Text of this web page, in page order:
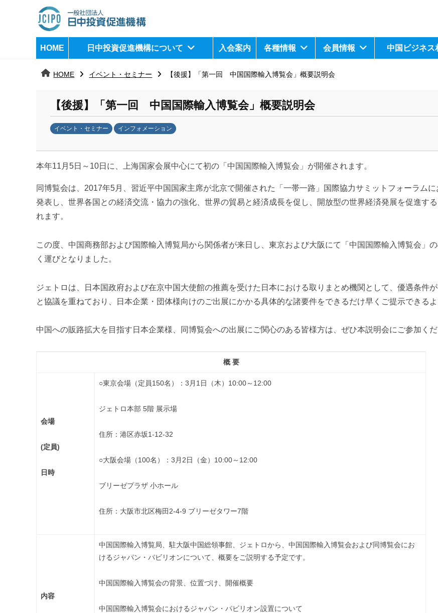
日
中
進
機
構
j
HOME 日中投資促進機構について 入会案内 各種情報 会員情報 中国ビジネス
HOME イベント・セミナー 【後援】「第一回 中国国際輸入博覧会」概要説明会
【後援】「第一回 中国国際輸入博覧会」概要説明会
イベント・セミナー インフォメーション
k
n
a
u
i
本年11月5日～10日に、上海国家会展中心にて初の「中国国際輸入博覧会」が開催されます。
同博覧会は、2017年5月、習近平中国国家主席が北京で開催された「一帯一路」国際協力サミットフォーラム
発表し、世界各国との経済交流・協力の強化、世界の貿易と経済成長を促し、開放型の世界経済発展を促進す
れます。
この度、中国商務部および国際輸入博覧局から関係者が来日し、東京および大阪にて「中国国際輸入博覧会」
く運びとなりました。
ジェトロは、日本国政府および在京中国大使館の推薦を受けた日本における取りまとめ機関として、優遇条件
と協議を重ねており、日本企業・団体様向けのご出展にかかる具体的な諸要件をできるだけ早くご提示できるよ
中国への販路拡大を目指す日本企業様、同博覧会への出展にご関心のある皆様方は、ぜひ本説明会にご参加くだ
概 要
会場
(定員)
日時
○東京会場（定員150名）：3月1日（木）10:00～12:00
ジェトロ本部 5階 展示場
住所： 港区赤坂1-12-32
○大阪会場（100名）：3月2日（金）10:00～12:00
ブリーゼプラザ 小ホール
住所：大阪市北区梅田2-4-9 ブリーゼタワー7階
内容
中国国際輸入博覧局、駐大阪中国総領事館、ジェトロから、中国国際輸入博覧会および同博覧会にお
けるジャパン・パビリオンについて、概要をご説明する予定です。
中国国際輸入博覧会の背景、位置づけ、開催概要
中国国際輸入博覧会におけるジャパン・パビリオン設置について